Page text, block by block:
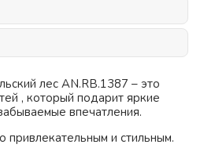
лес AN.RB.1387 – это
, который подарит яркие
впечатления.
привлекательным и стильным.